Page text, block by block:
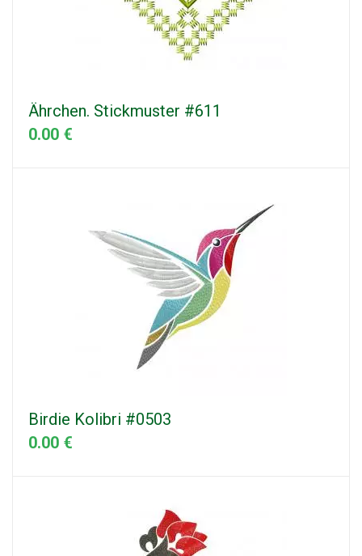
Ährchen. Stickmuster #611
0.00 €
Birdie Kolibri #0503
0.00 €